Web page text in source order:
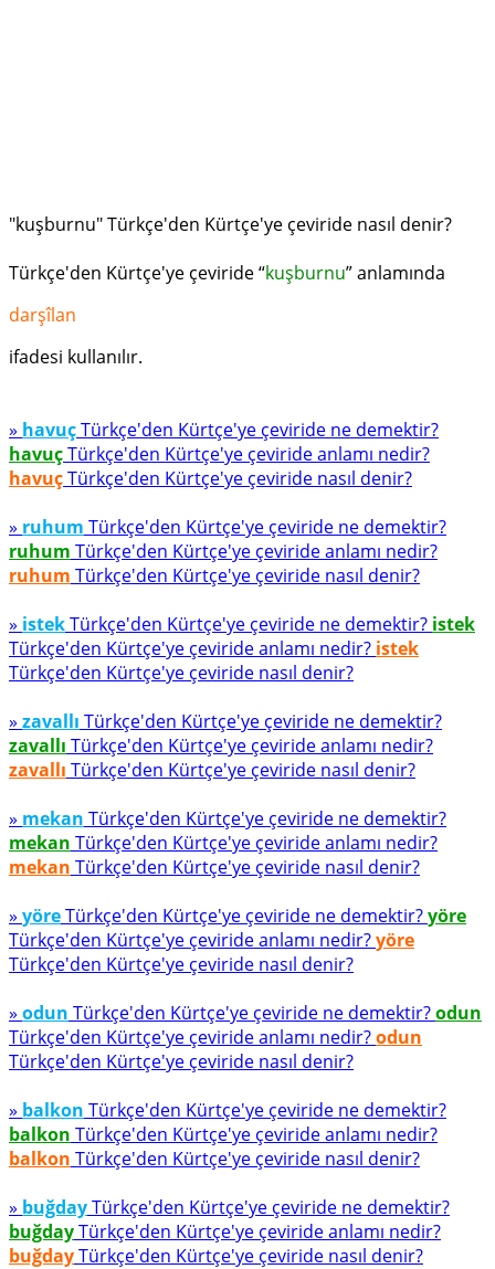
"kuşburnu" Türkçe'den Kürtçe'ye çeviride nasıl denir?
Türkçe'den Kürtçe'ye çeviride “kuşburnu” anlamında
darşîlan
ifadesi kullanılır.
» havuçTürkçe'den Kürtçe'ye çeviride ne demektir?
havuçTürkçe'den Kürtçe'ye çeviride anlamı nedir?
havuçTürkçe'den Kürtçe'ye çeviride nasıl denir?
» ruhum Türkçe'den Kürtçe'ye çeviride ne demektir?
ruhum Türkçe'den Kürtçe'ye çeviride anlamı nedir?
ruhum Türkçe'den Kürtçe'ye çeviride nasıl denir?
» istekTürkçe'den Kürtçe'ye çeviride ne demektir? istek
Türkçe'den Kürtçe'ye çeviride anlamı nedir? istek
Türkçe'den Kürtçe'ye çeviride nasıl denir?
» zavallı Türkçe'den Kürtçe'ye çeviride ne demektir?
zavallı Türkçe'den Kürtçe'ye çeviride anlamı nedir?
zavallı Türkçe'den Kürtçe'ye çeviride nasıl denir?
» mekan Türkçe'den Kürtçe'ye çeviride ne demektir?
mekan Türkçe'den Kürtçe'ye çeviride anlamı nedir?
mekan Türkçe'den Kürtçe'ye çeviride nasıl denir?
» yöreTürkçe'den Kürtçe'ye çeviride ne demektir?yöre
Türkçe'den Kürtçe'ye çeviride anlamı nedir?yöre
Türkçe'den Kürtçe'ye çeviride nasıl denir?
» odun Türkçe'den Kürtçe'ye çeviride ne demektir?odun
Türkçe'den Kürtçe'ye çeviride anlamı nedir?odun
Türkçe'den Kürtçe'ye çeviride nasıl denir?
» balkon Türkçe'den Kürtçe'ye çeviride ne demektir?
balkon Türkçe'den Kürtçe'ye çeviride anlamı nedir?
balkon Türkçe'den Kürtçe'ye çeviride nasıl denir?
» buğdayTürkçe'den Kürtçe'ye çeviride ne demektir?
buğdayTürkçe'den Kürtçe'ye çeviride anlamı nedir?
buğdayTürkçe'den Kürtçe'ye çeviride nasıl denir?